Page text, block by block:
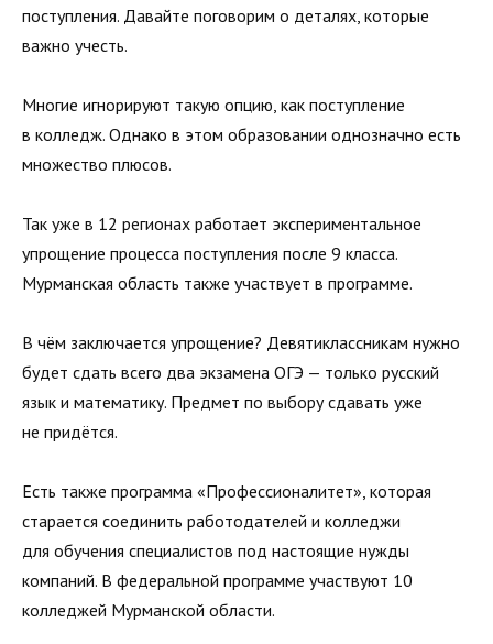
поступления. Давайте поговорим о деталях, которые
важно учесть.
Многие игнорируют такую опцию, как поступление
в колледж. Однако в этом образовании однозначно есть
множество плюсов.
Так уже в 12 регионах работает экспериментальное
упрощение процесса поступления после 9 класса.
Мурманская область также участвует в программе.
В чём заключается упрощение? Девятиклассникам нужно
будет сдать всего два экзамена ОГЭ — только русский
язык и математику. Предмет по выбору сдавать уже
не придётся.
Есть также программа «Профессионалитет», которая
старается соединить работодателей и колледжи
для обучения специалистов под настоящие нужды
компаний. В федеральной программе участвуют 10
колледжей Мурманской области.